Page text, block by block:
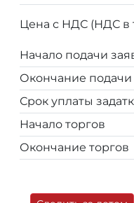
Цена с НДС (НДС в
Начало подачи
Окончание подачи
Срок уплаты
Начало торгов
Окончание торгов